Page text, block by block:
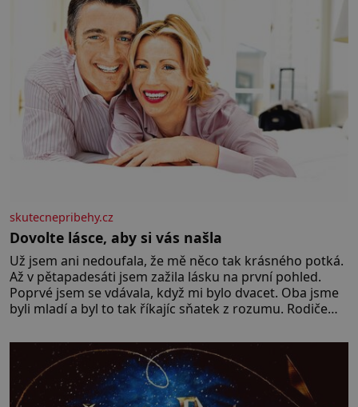
skutecnepribehy.cz
Dovolte lásce, aby si vás našla
Už jsem ani nedoufala, že mě něco tak krásného potká.
Až v pětapadesáti jsem zažila lásku na první pohled.
Poprvé jsem se vdávala, když mi bylo dvacet. Oba jsme
byli mladí a byl to tak říkajíc sňatek z rozumu. Rodiče
muž. Manželství nám oběma moc nesvědčilo, brzy jsme
zjistili, že